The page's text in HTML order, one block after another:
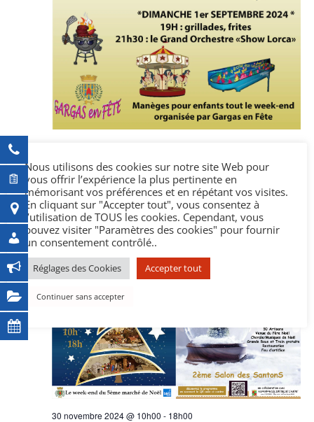
Fête votive
novembre 2024
SAM
30
30 novembre 2024 @ 10h00 - 18h00
Nous utilisons des cookies sur notre site Web pour
vous offrir l’expérience la plus pertinente en
mémorisant vos préférences et en répétant vos visites.
En cliquant sur "Accepter tout", vous consentez à
l’utilisation de TOUS les cookies. Cependant, vous
pouvez visiter "Paramètres des cookies" pour fournir
un consentement contrôlé..
Réglages des Cookies Accepter tout
Continuer sans accepter